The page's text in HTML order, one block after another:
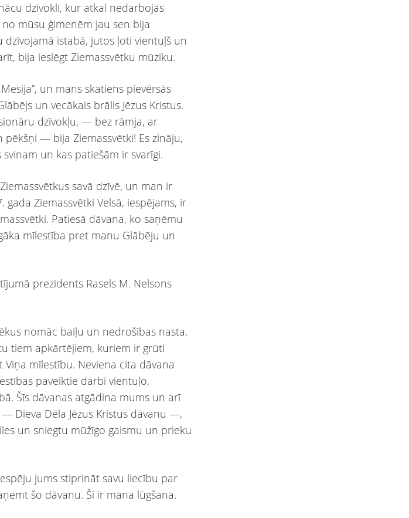
dzīvoklī, kur atkal nedarbojās
mūsu ģimenēm jau sen bija
dzīvojamā istabā, jutos ļoti vientuļš un
bija ieslēgt Ziemassvētku mūziku.
un mans skatiens pievērsās
un vecākais brālis Jēzus Kristus.
dzīvokļu, — bez rāmja, ar
— bija Ziemassvētki! Es zināju,
un kas patiešām ir svarīgi.
savā dzīvē, un man ir
Ziemassvētki Velsā, iespējams, ir
Patiesā dāvana, ko saņēmu
mīlestība pret manu Glābēju un
prezidents Rasels M. Nelsons
nomāc baiļu un nedrošības nasta.
tiem apkārtējiem, kuriem ir grūti
mīlestību. Neviena cita dāvana
paveiktie darbi vientuļo,
Šīs dāvanas atgādina mums un arī
Dieva Dēla Jēzus Kristus dāvanu —,
un sniegtu mūžīgo gaismu un prieku
jums stiprināt savu liecību par
šo dāvanu. Šī ir mana lūgšana.